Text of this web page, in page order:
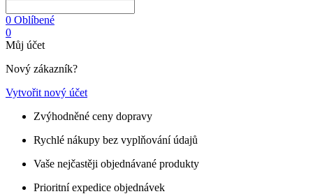
0 Oblíbené
0
Můj účet
Nový zákazník?
Vytvořit nový účet
Zvýhodněné ceny dopravy
Rychlé nákupy bez vyplňování údajů
Vaše nejčastěji objednávané produkty
Prioritní expedice objednávek